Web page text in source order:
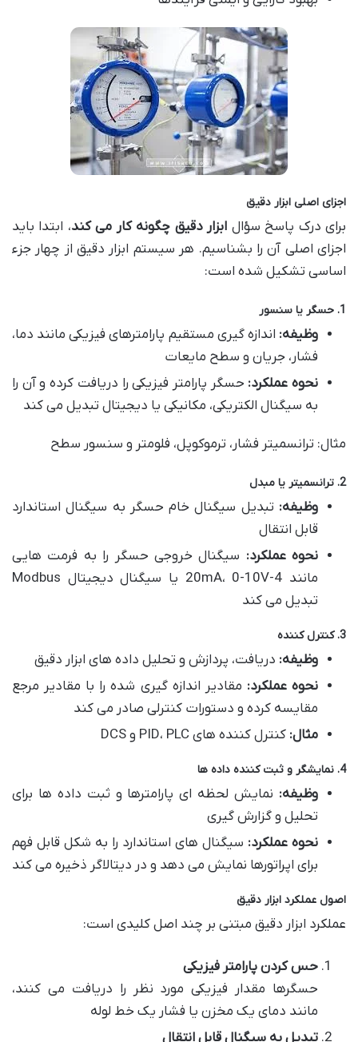
اجزای اصلی ابزار دقیق
برای درک پاسخ سؤال ابزار دقیق چگونه کار می کند، ابتدا باید
اجزای اصلی آن را بشناسیم. هر سیستم ابزار دقیق از چهار جزء
اساسی تشکیل شده است:
1. حسگر یا سنسور
وظیفه: اندازه گیری مستقیم پارامترهای فیزیکی مانند دما،
فشار، جریان و سطح مایعات
نحوه عملکرد: حسگر پارامتر فیزیکی را دریافت کرده و آن را
به سیگنال الکتریکی، مکانیکی یا دیجیتال تبدیل می کند
مثال: ترانسمیتر فشار، ترموکوپل، فلومتر و سنسور سطح
2. ترانسمیتر یا مبدل
وظیفه: تبدیل سیگنال خام حسگر به سیگنال استاندارد
قابل انتقال
نحوه عملکرد: سیگنال خروجی حسگر را به فرمت هایی
مانند 4-20mA، 0-10V یا سیگنال دیجیتال Modbus
تبدیل می کند
3. کنترل کننده
وظیفه: دریافت، پردازش و تحلیل داده های ابزار دقیق
نحوه عملکرد: مقادیر اندازه گیری شده را با مقادیر مرجع
مقایسه کرده و دستورات کنترلی صادر می کند
مثال: کنترل کننده های PID، PLC و DCS
4. نمایشگر و ثبت کننده داده ها
وظیفه: نمایش لحظه ای پارامترها و ثبت داده ها برای
تحلیل و گزارش گیری
نحوه عملکرد: سیگنال های استاندارد را به شکل قابل فهم
برای اپراتورها نمایش می دهد و در دیتالاگر ذخیره می کند
اصول عملکرد ابزار دقیق
عملکرد ابزار دقیق مبتنی بر چند اصل کلیدی است:
حس کردن پارامتر فیزیکی
حسگرها مقدار فیزیکی مورد نظر را دریافت می کنند،
مانند دمای یک مخزن یا فشار یک خط لوله
تبدیل به سیگنال قابل انتقال